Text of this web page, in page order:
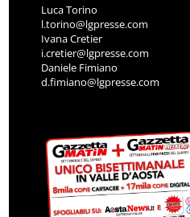
Luca Torino
l.torino@lgpresse.com
Ivana Cretier
i.cretier@lgpresse.com
Daniele Fimiano
d.fimiano@lgpresse.com